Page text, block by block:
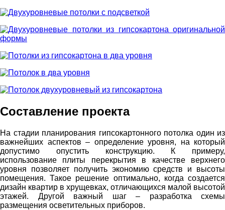
Составление проекта
На стадии планирования гипсокартонного потолка один из
важнейших аспектов – определение уровня, на который
допустимо опустить конструкцию. К примеру,
использование плиты перекрытия в качестве верхнего
уровня позволяет получить экономию средств и высоты
помещения. Такое решение оптимально, когда создается
дизайн квартир в хрущевках, отличающихся малой высотой
этажей. Другой важный шаг – разработка схемы
размещения осветительных приборов.